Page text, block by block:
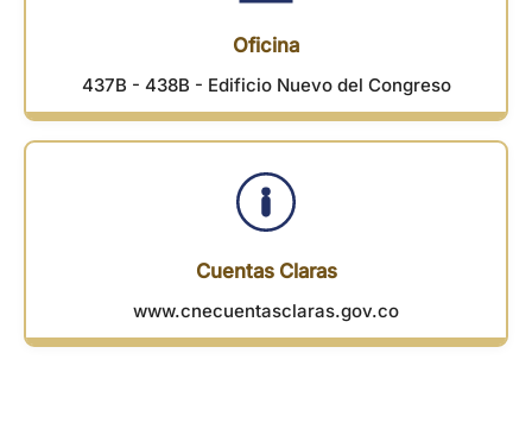
Oficina
437B - 438B - Edificio Nuevo del Congreso
Cuentas Claras
www.cnecuentasclaras.gov.co